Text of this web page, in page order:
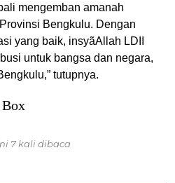
mengemban amanah
Bengkulu. Dengan
yang baik, insyãAllah LDII
untuk bangsa dan negara,
tutupnya.
Box
7 kali dibaca